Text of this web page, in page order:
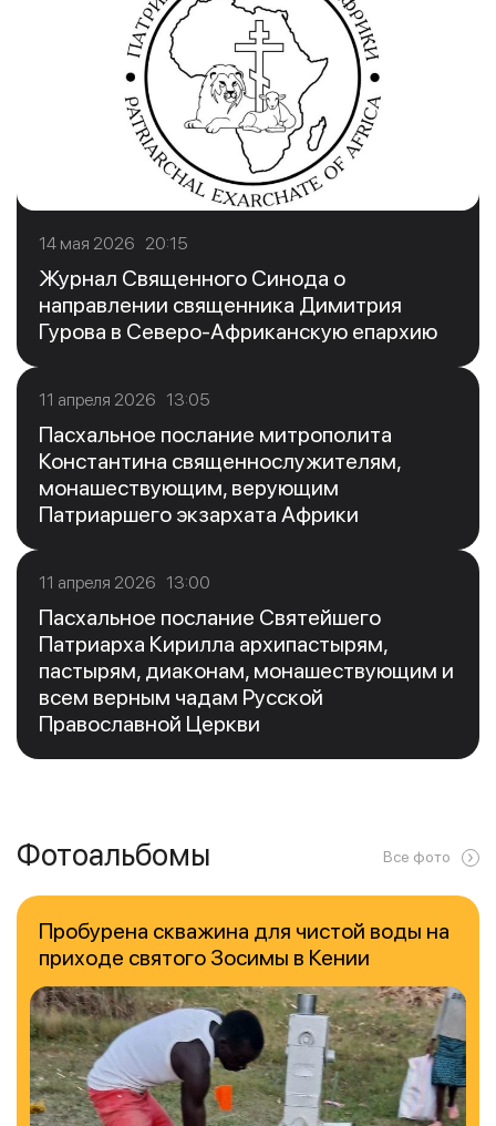
14 мая 2026 20:15
Журнал Священного Синода о
направлении священника Димитрия
Гурова в Северо-Африканскую епархию
11 апреля 2026 13:05
Пасхальное послание митрополита
Константина священнослужителям,
монашествующим, верующим
Патриаршего экзархата Африки
11 апреля 2026 13:00
Пасхальное послание Святейшего
Патриарха Кирилла архипастырям,
пастырям, диаконам, монашествующим и
всем верным чадам Русской
Православной Церкви
Фотоальбомы Все фото
Пробурена скважина для чистой воды на
приходе святого Зосимы в Кении